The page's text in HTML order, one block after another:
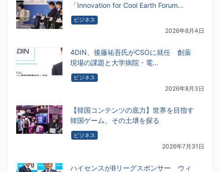
「Innovation for Cool Earth Forum…
ビジネス
2026年8月4日
4DIN、後藤祐吾氏がCSOに就任 創薬
現場の課題と大学病院・電…
ビジネス
2026年8月3日
【韓国コンテンツの底力】世界を目指す
韓国ゲーム、その土壌を探る
ビジネス
2026年7月31日
ハイセンスがBリーグスポンサー ウィ